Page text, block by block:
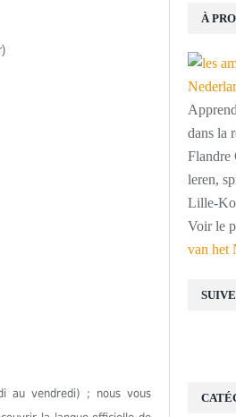
)
au vendredi) ; nous vous
À
dans la
Flandre
leren,
Lille-
Voir le
van het